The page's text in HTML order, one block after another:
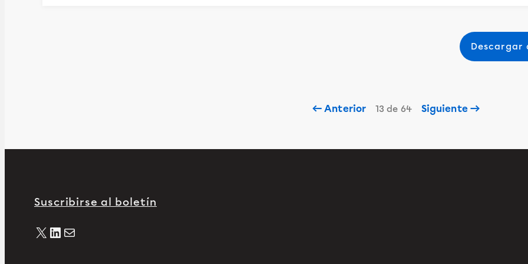
Descargar
← Anterior 13 de 64 Siguiente →
Suscribirse al boletín
X LinkedIn Correo electrónico